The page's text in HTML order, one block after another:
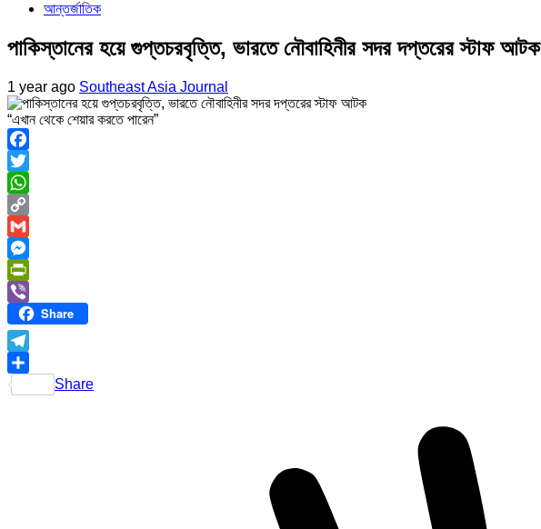
আন্তর্জাতিক
পাকিস্তানের হয়ে গুপ্তচরবৃত্তি, ভারতে নৌবাহিনীর সদর দপ্তরের স্টাফ আটক
1 year ago Southeast Asia Journal
“এখান থেকে শেয়ার করতে পারেন”
Facebook
Twitter
WhatsApp
Copy
Link
Gmail
Messenger
PrintFriendly
ViberShare
Telegram
Share